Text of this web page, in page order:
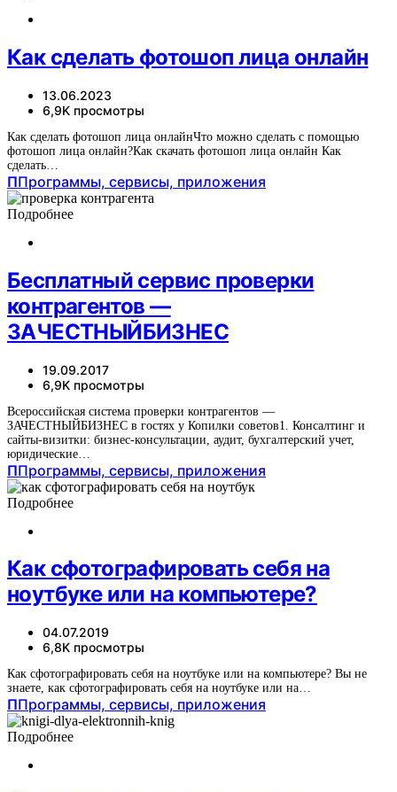
Как сделать фотошоп лица онлайн
13.06.2023
6,9K просмотры
Как сделать фотошоп лица онлайнЧто можно сделать с помощью
фотошоп лица онлайн?Как скачать фотошоп лица онлайн Как
сделать…
ППрограммы, сервисы, приложения
Подробнее
Бесплатный сервис проверки
контрагентов —
ЗАЧЕСТНЫЙБИЗНЕС
19.09.2017
6,9K просмотры
Всероссийская система проверки контрагентов —
ЗАЧЕСТНЫЙБИЗНЕС в гостях у Копилки советов1. Консалтинг и
сайты-визитки: бизнес-консультации, аудит, бухгалтерский учет,
юридические…
ППрограммы, сервисы, приложения
Подробнее
Как сфотографировать себя на
ноутбуке или на компьютере?
04.07.2019
6,8K просмотры
Как сфотографировать себя на ноутбуке или на компьютере? Вы не
знаете, как сфотографировать себя на ноутбуке или на…
ППрограммы, сервисы, приложения
Подробнее